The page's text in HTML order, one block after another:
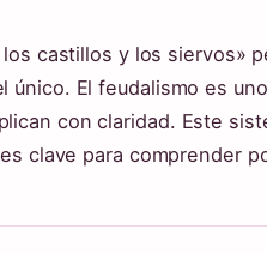
castillos y los siervos»
único. El feudalismo es
con claridad. Este
clave para comprender